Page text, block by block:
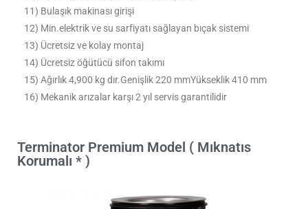
11) Bulaşık makinası girişi
12) Min.elektrik ve su sarfiyatı sağlayan bıçak sistemi
13) Ücretsiz ve kolay montaj
14) Ücretsiz öğütücü sifon takımı
15) Ağırlık 4,900 kg dır.Genişlik 220 mmYükseklik 410 mm
16) Mekanik arızalar karşı 2 yıl servis garantilidir
Terminator Premium Model ( Mıknatıs
Korumalı * )